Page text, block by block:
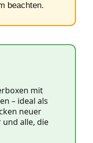
beachten.
mit
– ideal als
neuer
alle, die